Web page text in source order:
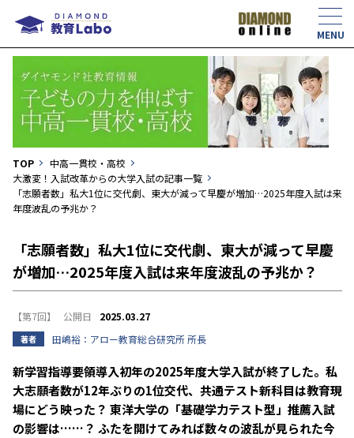
TOP
中高一貫校・高校
大激変！入試改革からの大学入試の記事一覧
「志願者数」私大1位に交代劇、東大が減って早慶が増加…2025年度入試は来
年度波乱の予兆か？
「志願者数」私大1位に交代劇、東大が減って早慶
が増加…2025年度入試は来年度波乱の予兆か？
【第7回】 2025.03.27
著者 田嶋裕：アロー教育総合研究所 所長
新学習指導要領導入初年の2025年度大学入試が終了した。私
大志願者数が12年ぶりの1位交代、共通テスト新科目は教育現
場にどう映った？ 東洋大学の「基礎学力テスト型」推薦入試
の影響は……？ ふたを開けてみれば数々の波乱が見られた今